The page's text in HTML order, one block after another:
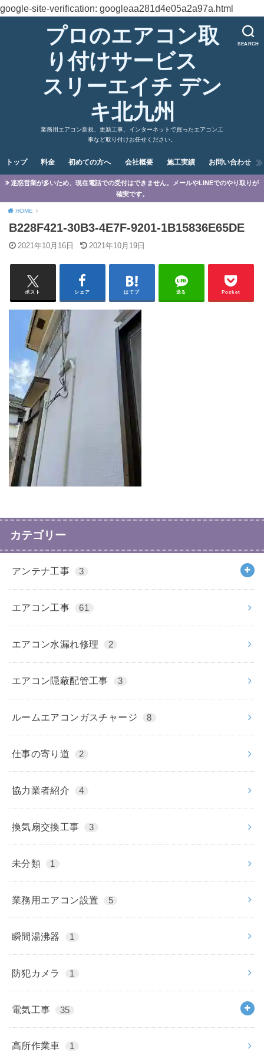
google-site-verification: googleaa281d4e05a2a97a.html
SEARCH
プロのエアコン取
り付けサービス
スリーエイチ デン
キ北九州
業務用エアコン新規、更新工事、インターネットで買ったエアコン工
事など取り付けお任せください。
トップ 料金 初めての方へ 会社概要 施工実績 お問い合わせ
迷惑営業が多いため、現在電話での受付はできません。メールやLINEでのやり取りが
確実です。
HOME
B228F421-30B3-4E7F-9201-1B15836E65DE
2021年10月16日 2021年10月19日
ポスト シェア はてブ 送る Pocket
カテゴリー
アンテナ工事 3
エアコン工事 61
エアコン水漏れ修理 2
エアコン隠蔽配管工事 3
ルームエアコンガスチャージ 8
仕事の寄り道 2
協力業者紹介 4
換気扇交換工事 3
未分類 1
業務用エアコン設置 5
瞬間湯沸器 1
防犯カメラ 1
電気工事 35
高所作業車 1